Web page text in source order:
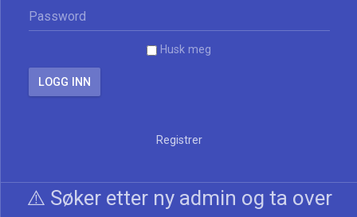
Husk meg
Registrer
⚠️ Søker etter ny admin og ta over